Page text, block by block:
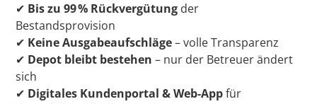
✔ Bis zu 99 % Rückvergütung der
Bestandsprovision
✔ Keine Ausgabeaufschläge– volle Transparenz
✔ Depot bleibt bestehen – nur der Betreuer ändert
sich
✔ Digitales Kundenportal & Web-Appfür